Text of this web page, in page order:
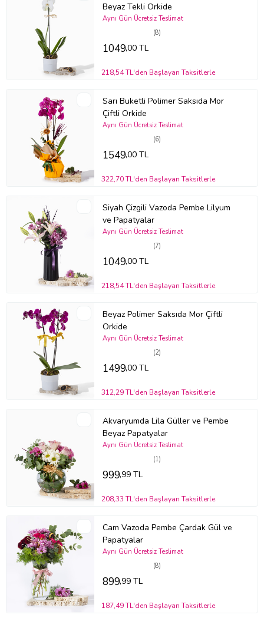
doyduğundan emin olun ve ardından fazla suyu iyice süzdürerek
bitkinizi yerine geri koyun. Bu şekilde doğru bir bakım
sağladığınızda, orkideleriniz uzun süre boyunca sağlıklı ve canlı
kalacaktır.
Stok durumuna göre ürünlerde ufak değişiklikler olabilir.
Ürün Kodu:bm366
Beyaz Tekli Orkide
(8)
Aynı Gün Ücretsiz Teslimat
1049,00 TL
218,54 TL'den Başlayan Taksitlerle
Sarı Buketli Polimer Saksıda Mor
Çiftli Orkide
(6)
Aynı Gün Ücretsiz Teslimat
1549,00 TL
322,70 TL'den Başlayan Taksitlerle
Siyah Çizgili Vazoda Pembe Lilyum
ve Papatyalar
(7)
Aynı Gün Ücretsiz Teslimat
1049,00 TL
218,54 TL'den Başlayan Taksitlerle
Beyaz Polimer Saksıda Mor Çiftli
Orkide
(2)
Aynı Gün Ücretsiz Teslimat
1499,00 TL
312,29 TL'den Başlayan Taksitlerle
Akvaryumda Lila Güller ve Pembe
Beyaz Papatyalar
(1)
Aynı Gün Ücretsiz Teslimat
999,99 TL
208,33 TL'den Başlayan Taksitlerle
Cam Vazoda Pembe Çardak Gül ve
Papatyalar
(8)
Aynı Gün Ücretsiz Teslimat
899,99 TL
187,49 TL'den Başlayan Taksitlerle